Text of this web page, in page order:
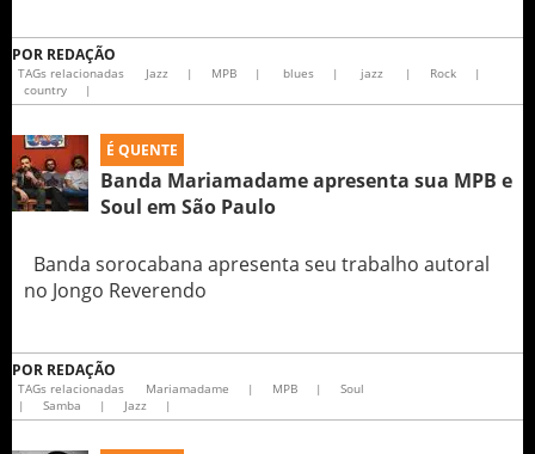
POR REDAÇÃO
TAGs relacionadas Jazz | MPB | blues | jazz | Rock
|
country
|
É QUENTE
Banda Mariamadame apresenta sua MPB e
Soul em São Paulo
Banda sorocabana apresenta seu trabalho autoral
no Jongo Reverendo
POR REDAÇÃO
TAGs relacionadas Mariamadame | MPB |
Soul
|
Samba | Jazz |